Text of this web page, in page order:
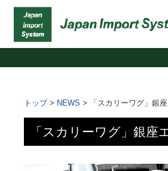
トップ> NEWS > 「スカリーワグ」銀
「スカリーワグ」銀座